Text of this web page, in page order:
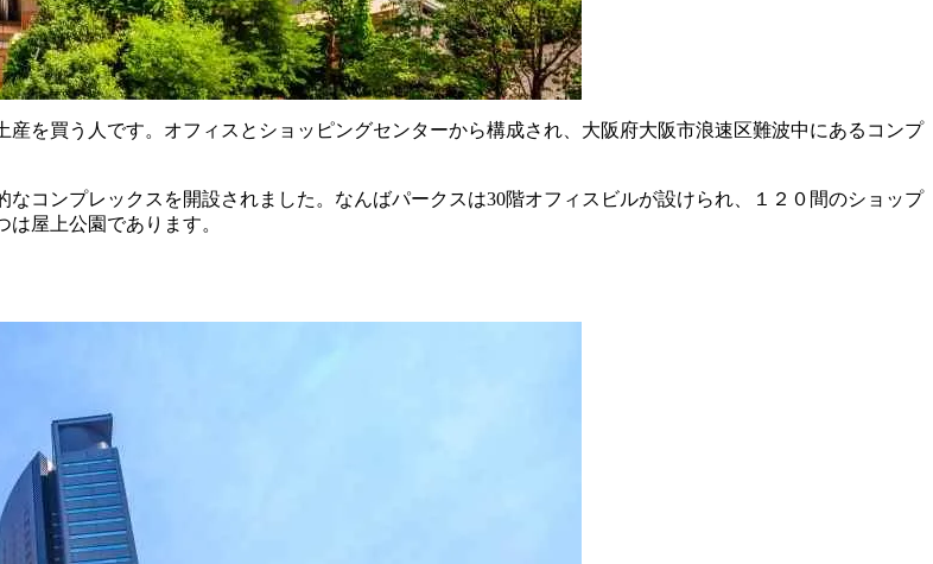
を買う人です。オフィスとショッピングセンターから構成され、大阪府大阪市浪速区難波中にあるコンプ
コンプレックスを開設されました。なんばパークスは30階オフィスビルが設けられ、１２０間のショップ
屋上公園であります。